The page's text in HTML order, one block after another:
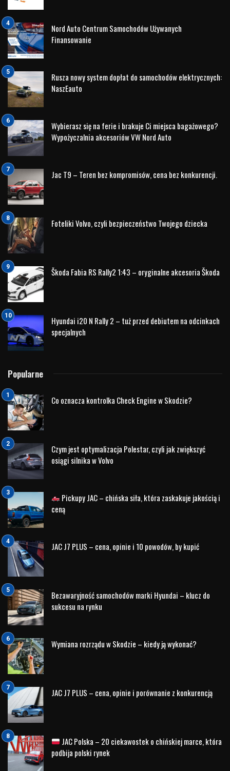
w przyszłości mogą wspomóc działania ratowniczo-
gaśnicze realizowane przez jednostki ochrony
przeciwpożarowej. Dodatkowo strażacy mieli możliwość
zapoznania się w praktyce z budową samochodu
elektrycznego, na potrzebę szkolenia udostępniony został
pojazdVolvo XC40 Recharge.
Taki pożar jest ciężki do ugaszenia, bo reakcja, która zachodzi
w uszkodzonych ogniwach elektrycznych, cały czas
podtrzymuje proces spalania – mówią strażacy o akcjach
gaszenia pojazdów elektrycznych.
W ramach wydarzenia firma przekazaliśmy na ręce
Zastępcy Komendanta Miejskiego PSP w Olsztynie st,
awaryjną „Emergency Plug”, która wpłynie
gaśniczych w przypadku zdarzeń komunikacyjnych.
Wtyczkę awaryjną podłącza się do gniazda ładowania
samochodu elektrycznego przez co symulowany jest
proces ładowania pojazdu. Powoduje to unieruchomienie
pojazdu, blokowane są hamulce oraz odłączony zostaje
napęd pojazdu, a strażacy są chronieni przed
niekontrolowanym ruchem pojazdu. Nie zabrakło również
mediów. Odwiedziła nasTVP Olsztyn, TV Kopernik, Gazeta
Olsztyńska
oraz
przedsięwzięciu można znaleźć również
na stronie
www.gov.pl. Szkolenie z ramienia KM PSP
Olsztyn prowadził mł. kpt. Maciej Jabłoński. Poniżej krótka
fotorelacja z wydarzenia.